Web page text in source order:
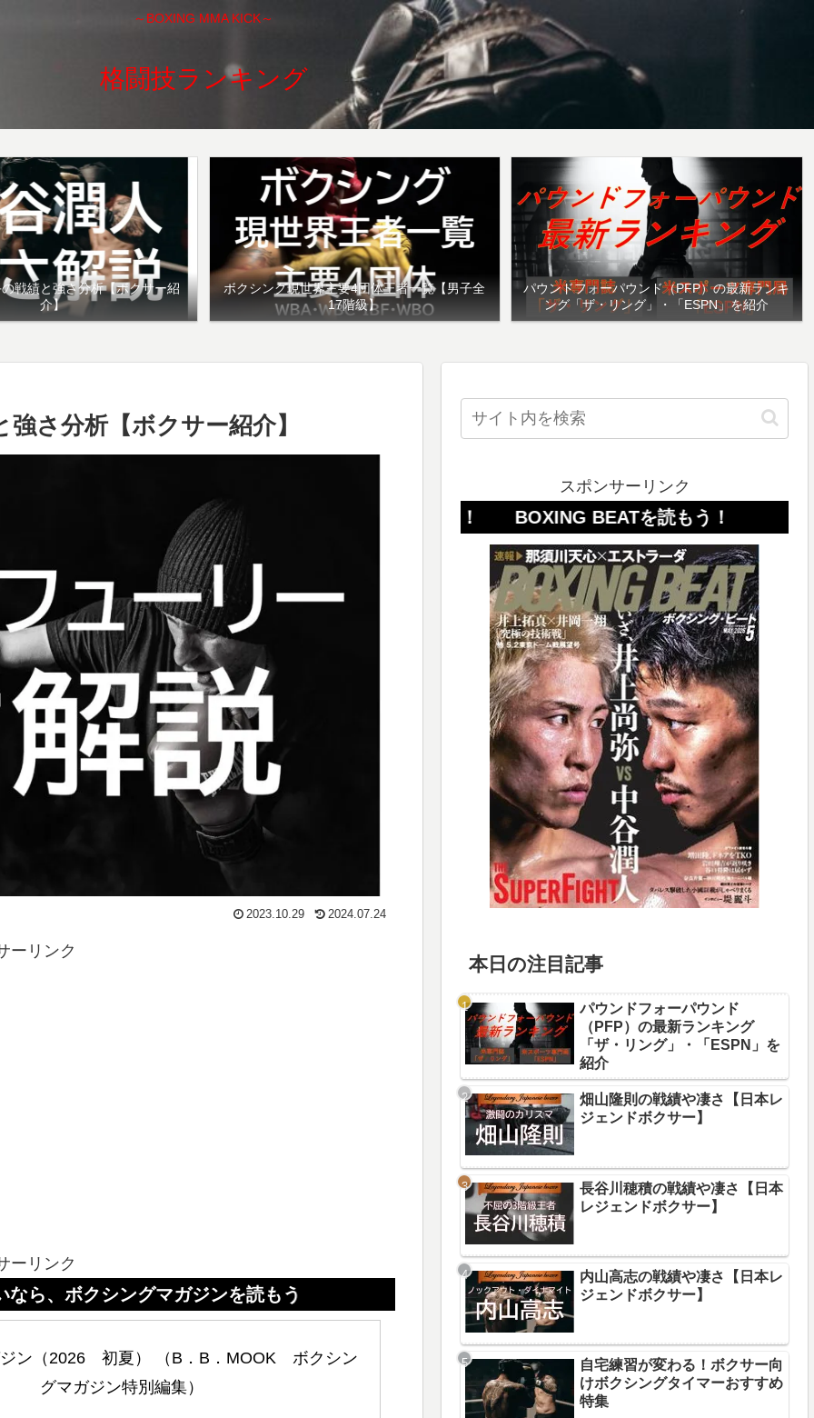
～BOXING MMA KICK～
格闘技ランキング
戦績と強さ分析【ボクサー紹
介】
ボクシング現世界主要4団体王者一覧【男子全
17階級】
パウンドフォーパウンド（PFP）の最新ランキ
ング「ザ・リング」・「ESPN」を紹介
さ分析【ボクサー紹介】
2023.10.29 2024.07.24
ーリンク
ーリンク
シングマガジンを読もう
ン（2026　初夏） （B．B．MOOK　ボクシン
グマガジン特別編集）
スポンサーリンク
ボクシングビートを読もう！ BOXING BEATを読もう！
本日の注目記事
パウンドフォーパウンド
（PFP）の最新ランキング
「ザ・リング」・「ESPN」を
紹介
畑山隆則の戦績や凄さ【日本レ
ジェンドボクサー】
長谷川穂積の戦績や凄さ【日本
レジェンドボクサー】
内山高志の戦績や凄さ【日本レ
ジェンドボクサー】
自宅練習が変わる！ボクサー向
けボクシングタイマーおすすめ
特集